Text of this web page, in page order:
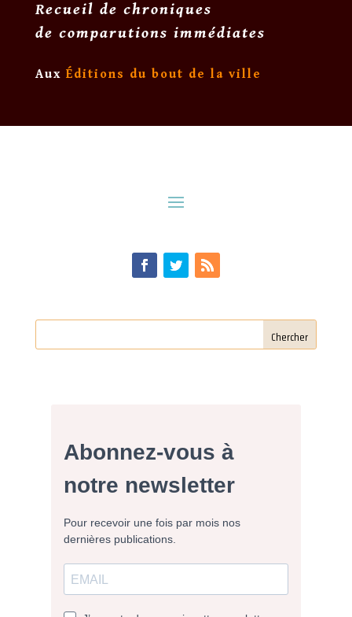
Recueil de chroniques
de comparutions immédiates
Aux Éditions du bout de la ville